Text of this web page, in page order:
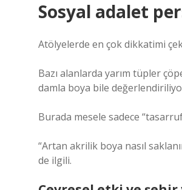
Sosyal adalet
Atölyelerde en çok dikkatimi
Bazı alanlarda yarım tüpler
damla boya bile
Burada mesele sadece
“Artan akrilik boya nasıl
de ilgili.